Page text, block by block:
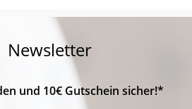
Newsletter
und 10€ Gutschein sicher!*